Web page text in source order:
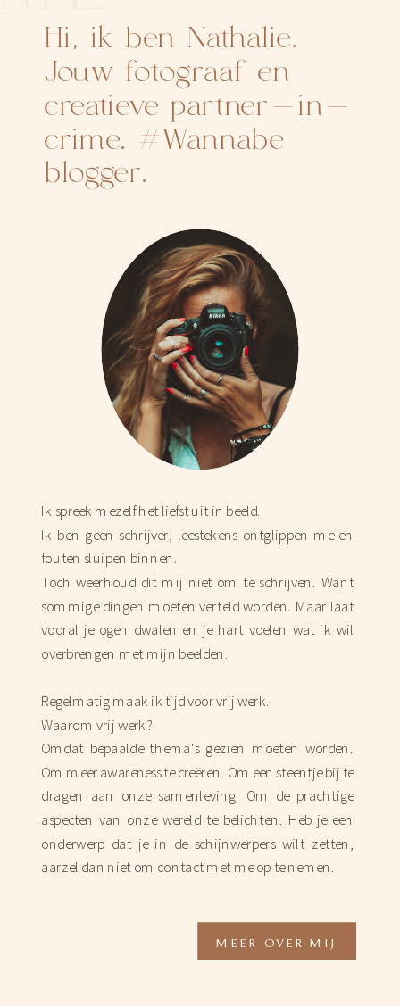
MEER OVER MIJ
Ik spreek mezelf het liefst uit in beeld.
Ik ben geen schrijver, leestekens ontglippen me en
fouten sluipen binnen.
Toch weerhoud dit mij niet om te schrijven. Want
sommige dingen moeten verteld worden. Maar laat
vooral je ogen dwalen en je hart voelen wat ik wil
overbrengen met mijn beelden.
Regelmatig maak ik tijd voor vrij werk.
Waarom vrij werk?
Omdat bepaalde thema's gezien moeten worden.
Om meer awareness te creëren. Om een steentje bij te
dragen aan onze samenleving. Om de prachtige
aspecten van onze wereld te belichten. Heb je een
onderwerp dat je in de schijnwerpers wilt zetten,
aarzel dan niet om contact met me op te nemen.
Hi, ik ben Nathalie.
Jouw fotograaf en
creatieve partner-in-
crime. #Wannabe
blogger.